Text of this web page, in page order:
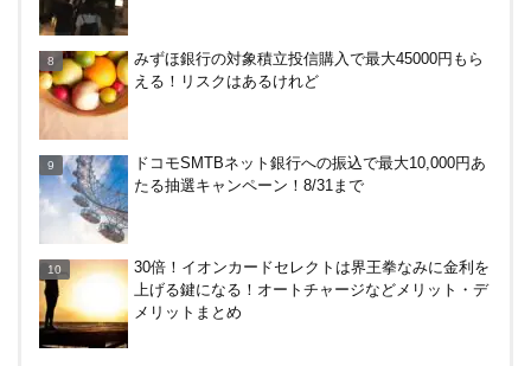
みずほ銀行の対象積立投信購入で最大45000円もら
える！リスクはあるけれど
ドコモSMTBネット銀行への振込で最大10,000円あ
たる抽選キャンペーン！8/31まで
30倍！イオンカードセレクトは界王拳なみに金利を
上げる鍵になる！オートチャージなどメリット・デ
メリットまとめ